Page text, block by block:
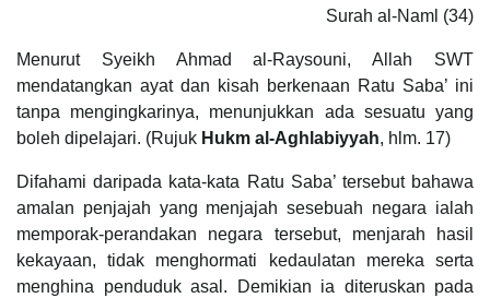
Surah al-Naml (34)
Menurut Syeikh Ahmad al-Raysouni, Allah SWT
mendatangkan ayat dan kisah berkenaan Ratu Saba’ ini
tanpa mengingkarinya, menunjukkan ada sesuatu yang
boleh dipelajari. (Rujuk Hukm al-Aghlabiyyah, hlm. 17)
Difahami daripada kata-kata Ratu Saba’ tersebut bahawa
amalan penjajah yang menjajah sesebuah negara ialah
memporak-perandakan negara tersebut, menjarah hasil
kekayaan, tidak menghormati kedaulatan mereka serta
menghina penduduk asal. Demikian ia diteruskan pada